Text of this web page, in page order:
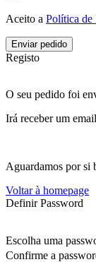
Aceito a Política de
Enviar pedido
Registo
O seu pedido foi
Irá receber um
Aguardamos por si
Voltar à homepage
Definir Password
Escolha uma
Confirme a